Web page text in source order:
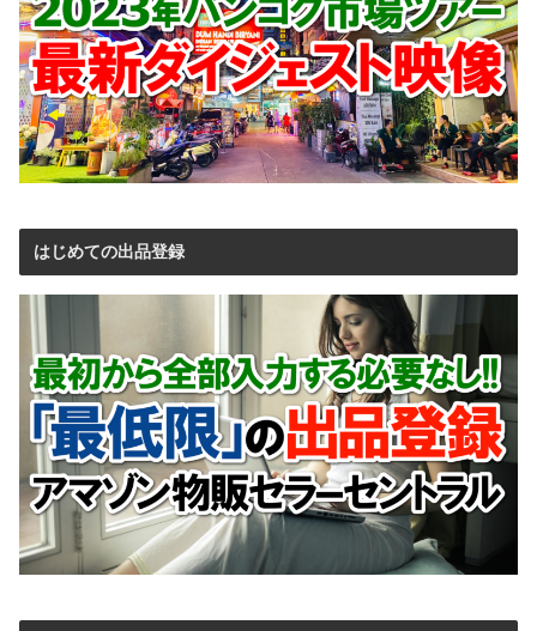
はじめての出品登録